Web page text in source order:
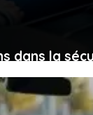
dans la
de